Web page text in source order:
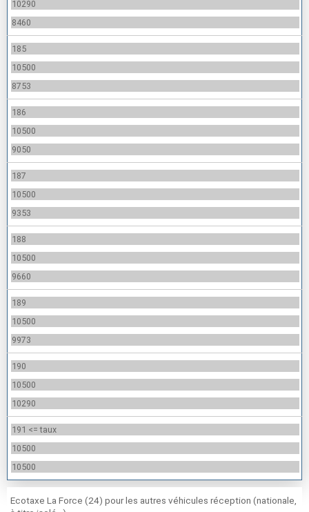
10290
8460
185
10500
8753
186
10500
9050
187
10500
9353
188
10500
9660
189
10500
9973
190
10500
10290
191 <= taux
10500
10500
Ecotaxe La Force (24) pour les autres véhicules réception (nationale,